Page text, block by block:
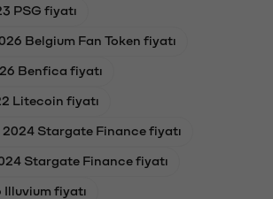
PSG fiyatı
Belgium Fan Token fiyatı
Benfica fiyatı
Litecoin fiyatı
2024 Stargate Finance fiyatı
Stargate Finance fiyatı
fiyatı